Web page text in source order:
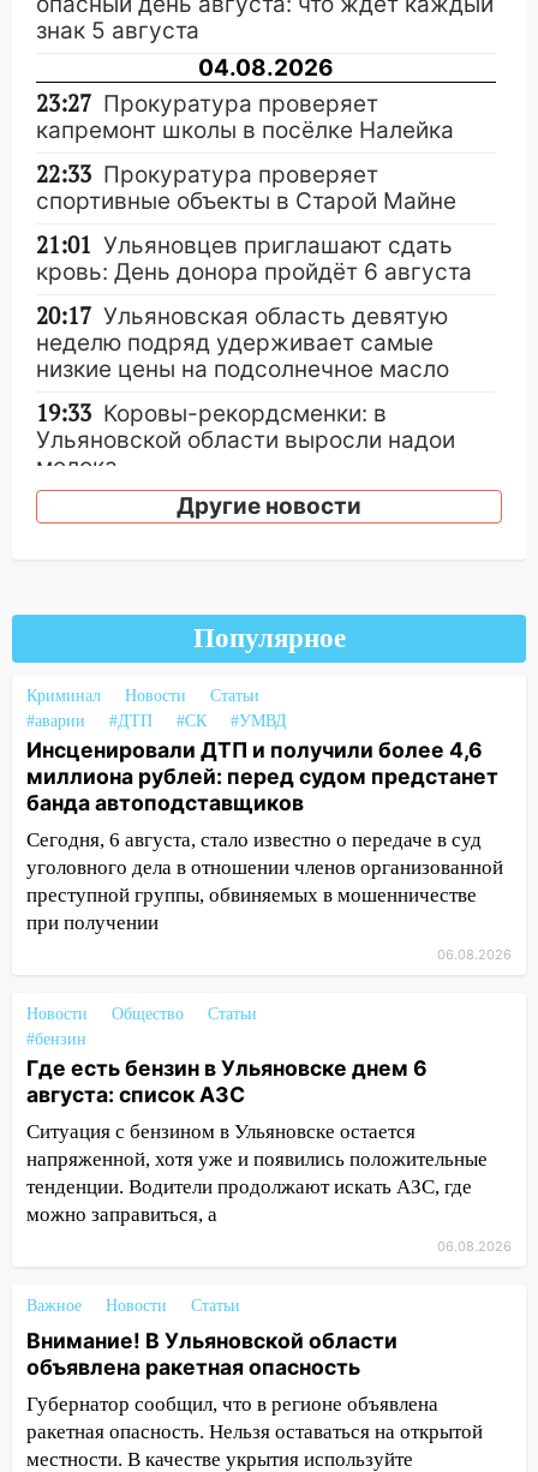
знак 5 августа
04.08.2026
23:27 Прокуратура проверяет
капремонт школы в посёлке Налейка
22:33 Прокуратура проверяет
спортивные объекты в Старой Майне
21:01 Ульяновцев приглашают сдать
кровь: День донора пройдёт 6 августа
20:17 Ульяновская область девятую
неделю подряд удерживает самые
низкие цены на подсолнечное масло
19:33 Коровы-рекордсменки: в
Ульяновской области выросли надои
молока
В Ульяновской области до конца
Дорожный сезон перевалил за
обновили половину региональных трасс
16:31 В Ульяновской области
капитально отремонтируют 101
многоквартирный дом
16:30 Прогноз погоды в Ульяновской
области на 5 августа
16:20 В Сурском районе сёла оказались
не защищены от лесных пожаров
16-м этаже в Ульяновске
16:10 Прокуратура потребовала
усилить борьбу со свалками в
Инзенском районе
16:06 Патриарх Кирилл оценил работу
Симбирской епархии
15:45
Жителям села Тагай больше не
придётся ездить в райцентр ради сдачи
улице Льва Толстого в Старой Майне
восстановили освещение
15:23
За неделю ульяновские спасатели
спасли восемь человек
Другие новости
Популярное
Криминал Новости
Статьи
#аварии
#ДТП #СК #УМВД
Инсценировали ДТП и получили более 4,6
миллиона рублей: перед судом предстанет
банда автоподставщиков
Сегодня, 6 августа, стало известно о передаче в суд
уголовного дела в отношении членов организованной
преступной группы, обвиняемых в мошенничестве
при получении
06.08.2026
Новости Общество
Статьи
#бензин
Где есть бензин в Ульяновске днем 6
августа: список АЗС
Ситуация с бензином в Ульяновске остается
напряженной, хотя уже и появились положительные
тенденции. Водители продолжают искать АЗС, где
можно заправиться, а
06.08.2026
Важное Новости Статьи
Внимание! В Ульяновской области
объявлена ракетная опасность
Губернатор сообщил, что в регионе объявлена
ракетная опасность. Нельзя оставаться на открытой
местности. В качестве укрытия используйте